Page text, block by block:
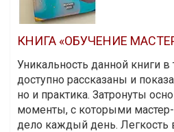
КНИГА «ОБУЧЕНИЕ
Уникальность данной книги в
доступно рассказаны и
но и практика. Затронуты
моменты, с которыми
дело каждый день. Легкость